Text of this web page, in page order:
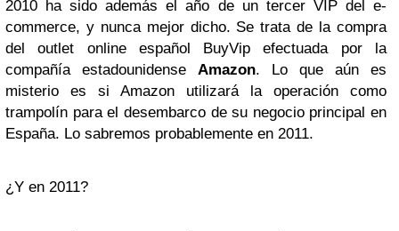
2010 ha sido además el año de un tercer VIP del e-
commerce, y nunca mejor dicho. Se trata de la compra
del outlet online español BuyVip efectuada por la
compañía estadounidense Amazon. Lo que aún es
misterio es si Amazon utilizará la operación como
trampolín para el desembarco de su negocio principal en
España. Lo sabremos probablemente en 2011.
¿Y en 2011?